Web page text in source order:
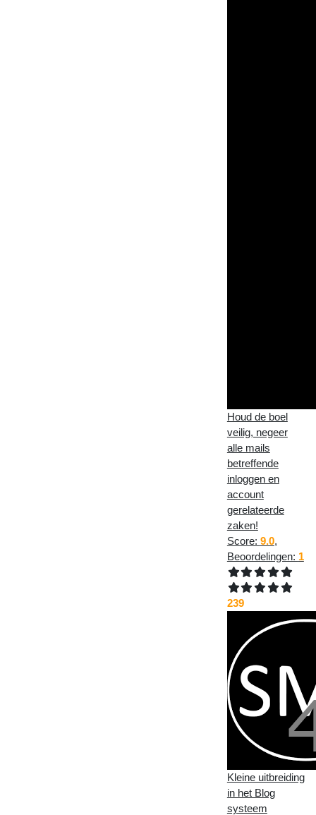
Houd de boel
veilig, negeer
alle mails
betreffende
inloggen en
account
gerelateerde
zaken!
Score: 9.0,
Beoordelingen: 1
239
Kleine uitbreiding
in het Blog
systeem